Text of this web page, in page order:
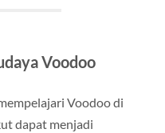
Voodoo
Voodoo di
dapat menjadi